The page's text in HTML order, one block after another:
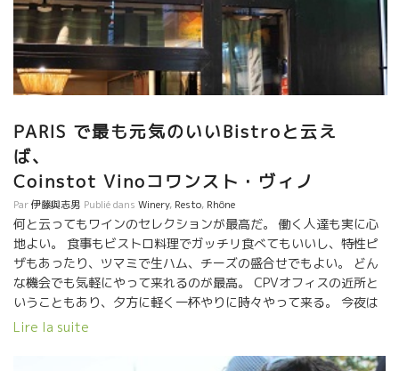
人気ビストロ、Chateaubriandシャトーブリアンのシェフ・ソム
リエをやっていたセバスチャン。 並外れた才能・醸造センスを持
っている。初リリースから世界中の自然派ワイン・ファンを魅了
した。
Cette semaine entre les salons de
Montpellier, visite chez 3 magnifiques vignerons du Gard:
(Clos des Grillons) Sébastien Chatillon Roy De La Fete
(Domaine Ad Vinum). Des canons de folies, pures et
minéraux, un grand millésime 2017 et surtout de très belles
personnes!
PARIS で最も元気のいいBistroと云え
ば、
Coinstot Vinoコワンスト・ヴィノ
Par伊藤與志男 Publié dans Winery, Resto, Rhône
何と云ってもワインのセレクションが最高だ。 働く人達も実に心
地よい。 食事もビストロ料理でガッチリ食べてもいいし、特性ピ
ザもあったり、ツマミで生ハム、チーズの盛合せでもよい。 どん
な機会でも気軽にやって来れるのが最高。 CPVオフィスの近所と
いうこともあり、夕方に軽く一杯やりに時々やって来る。 今夜は
KISHOとやって来た。 そこに偶然にもCLOD DES
がいた。 １７年産、と１６年産をもってCoinstot vinoのスタッフ
Lire la suite